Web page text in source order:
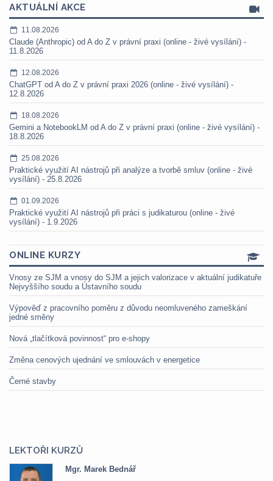
AKTUÁLNÍ AKCE
11.08.2026
Claude (Anthropic) od A do Z v právní praxi (online - živé vysílání) -
11.8.2026
12.08.2026
ChatGPT od A do Z v právní praxi 2026 (online - živé vysílání) -
12.8.2026
18.08.2026
Gemini a NotebookLM od A do Z v právní praxi (online - živé vysílání) -
18.8.2026
25.08.2026
Praktické využití AI nástrojů při analýze a tvorbě smluv (online - živé
vysílání) - 25.8.2026
01.09.2026
Praktické využití AI nástrojů při práci s judikaturou (online - živé
vysílání) - 1.9.2026
ONLINE KURZY
Vnosy ze SJM a vnosy do SJM a jejich valorizace v aktuální judikatuře
Nejvyššího soudu a Ústavního soudu
Výpověď z pracovního poměru z důvodu neomluveného zameškání
jedné směny
Nová „tlačítková povinnost“ pro e-shopy
Změna cenových ujednání ve smlouvách v energetice
Černé stavby
LEKTOŘI KURZŮ
Mgr. Marek Bednář